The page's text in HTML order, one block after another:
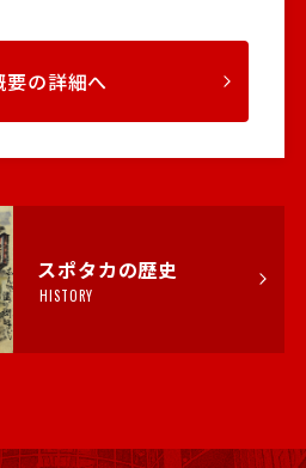
要の詳細へ
スポタカの歴史
HISTORY